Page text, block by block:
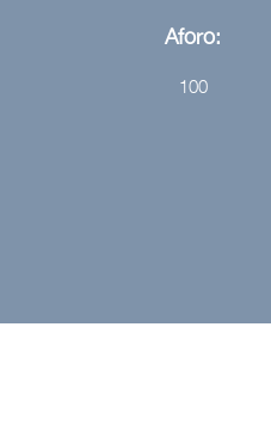
Aforo:
100